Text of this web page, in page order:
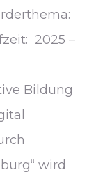
2025 –
Bildung
wird